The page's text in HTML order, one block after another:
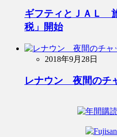
ギフティとＪＡＬ
税」開始
2018年9月28日
レナウン 夜間のチ